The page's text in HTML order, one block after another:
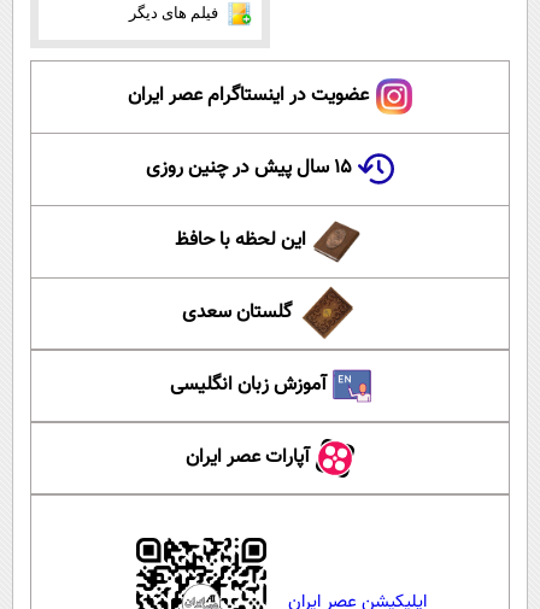
فیلم های دیگر
عضویت در اینستاگرام عصر ایران
۱۵ سال پیش در چنین روزی
این لحظه با حافظ
گلستان سعدی
آموزش زبان انگلیسی
آپارات عصر ایران
اپلیکیشن عصر ایران